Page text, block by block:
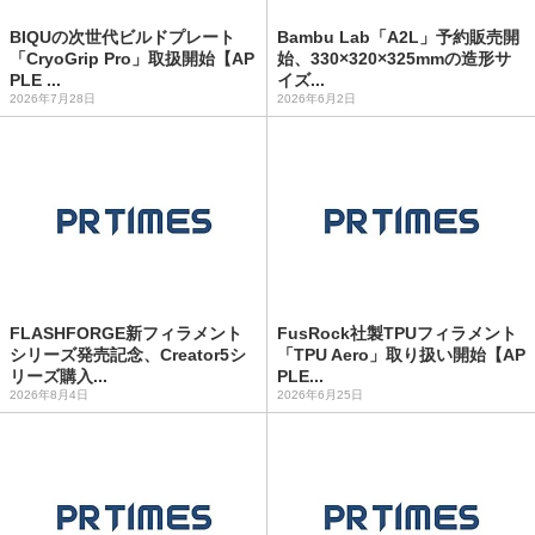
BIQUの次世代ビルドプレート
「CryoGrip Pro」取扱開始【AP
PLE ...
2026年7月28日
Bambu Lab「A2L」予約販売開
始、330×320×325mmの造形サ
イズ...
2026年6月2日
FLASHFORGE新フィラメント
シリーズ発売記念、Creator5シ
リーズ購入...
2026年8月4日
FusRock社製TPUフィラメント
「TPU Aero」取り扱い開始【AP
PLE...
2026年6月25日